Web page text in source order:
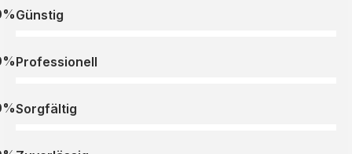
Günstig
Professionell
Sorgfältig